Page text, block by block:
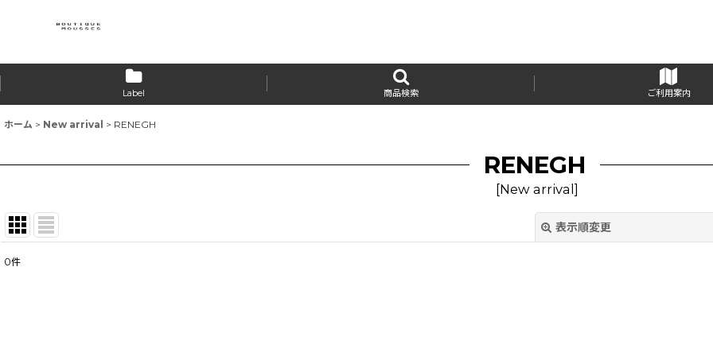
Label 商品検索 ご利用案内
ホーム > New arrival > RENEGH
RENEGH
[New arrival ]
表示順変更
0件